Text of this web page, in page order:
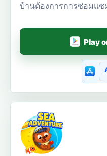
บ้านต้องการการซ่อมแซ
Play